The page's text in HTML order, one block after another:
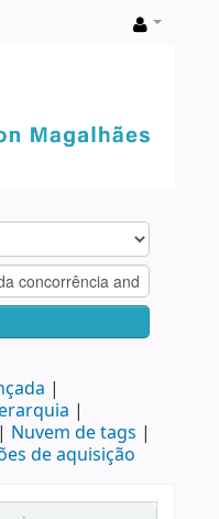
Nuvem de tags
de aquisição